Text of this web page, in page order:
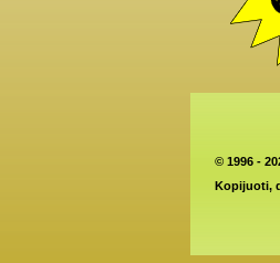
© 1996 -
Kopijuoti,